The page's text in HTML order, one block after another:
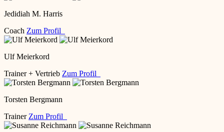
Jedidiah M. Harris
Coach Zum Profil
Ulf Meierkord
Trainer + Vertrieb Zum Profil
Torsten Bergmann
Trainer Zum Profil